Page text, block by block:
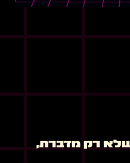
שלא רק מדברת,